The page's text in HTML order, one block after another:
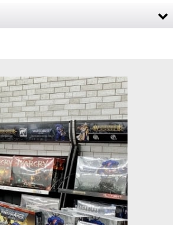
ルカラー：CONTRAST] FYRESLAYER FLESH フ
スレイヤー・フレッシュ[29-31]
(税込)